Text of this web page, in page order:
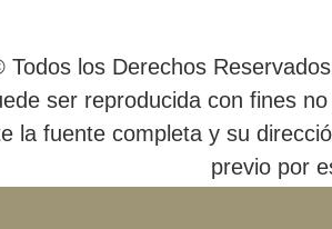
Todos los Derechos
ser reproducida con fines
la fuente completa y su
previo por